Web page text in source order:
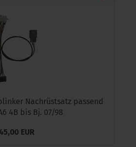
Nachrüstsatz passend
4B bis Bj. 07/98
45,00 EUR